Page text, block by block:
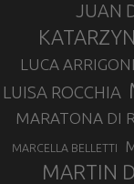
JUAN
LUCA ARRIGONI
LUISA ROCCHIA
MARATONA DI
MARCELLA BELLETTI
MARTIN